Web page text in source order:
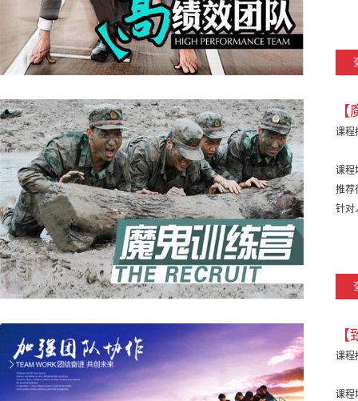
课程
课程
推荐
针对
课程
课程